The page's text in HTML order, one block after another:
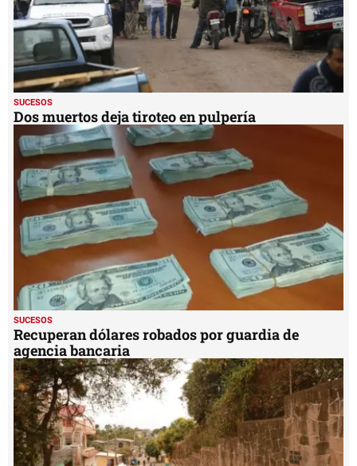
SUCESOS
Dos muertos deja tiroteo en pulpería
SUCESOS
Recuperan dólares robados por guardia de
agencia bancaria